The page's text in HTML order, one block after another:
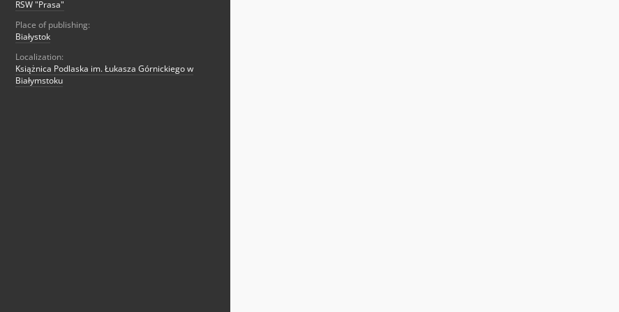
RSW "Prasa"
Place of publishing:
Białystok
Localization:
Książnica Podlaska im. Łukasza Górnickiego w
Białymstoku